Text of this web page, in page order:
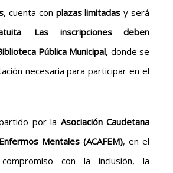
, cuenta con plazas limitadas y será
. Las inscripciones deben
Pública Municipal, donde se
necesaria para participar en el
por la Asociación Caudetana
Mentales (ACAFEM), en el
con la inclusión, la